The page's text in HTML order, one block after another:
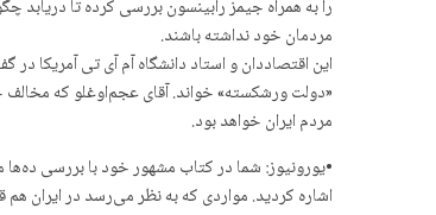
را به همراه جیمز رابینسون بررسی کرده تا
مردمان خود نداشته باشند.
این اقتصاددان و استاد دانشگاه آم آی تی آمریکا
«دولت ورشکسته» خواند. آقای عجم‌اوغلو که
مردم ایران خواهد بود.
•یورونیوز: شما در کتاب مشهور خود با بررسی
اشاره کردید. مواردی که به نظر می‌رسد در ایران هم